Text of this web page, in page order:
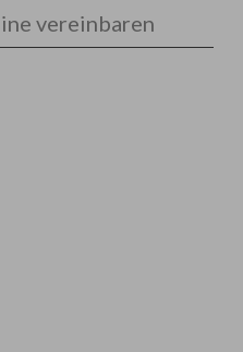
vereinbaren